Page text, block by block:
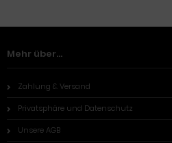
Mehr über...
Zahlung & Versand
Privatsphäre und Datenschutz
Unsere AGB